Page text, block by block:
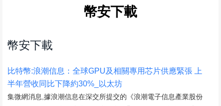
幣安下載
幣安下載
比特幣:浪潮信息：全球GPU及相關專用芯片供應緊張 上
半年營收同比下降約30%_以太坊
集微網消息,據浪潮信息在深交所提交的《浪潮電子信息產業股份